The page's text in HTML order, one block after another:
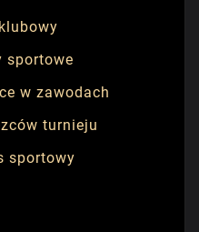
sportowe
w zawodach
turnieju
sportowy